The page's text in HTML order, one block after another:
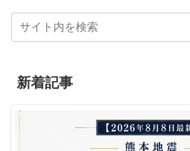
新着記事